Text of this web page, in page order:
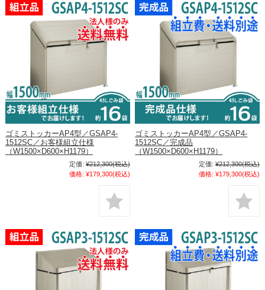
ゴミストッカーAP4型／GSAP4-
1512SC／お客様組立仕様
（W1500×D600×H1179）
定価: ¥212,300(税込)
価格: ¥179,300(税込)
ゴミストッカーAP4型／GSAP4-
1512SC／完成品
（W1500×D600×H1179）
定価: ¥212,300(税込)
価格: ¥179,300(税込)